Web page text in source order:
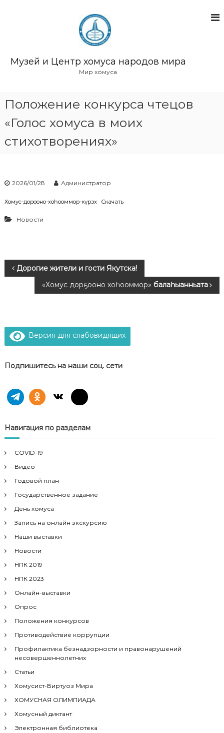
Музей и Центр хомуса народов мира
Мир хомуса
Положение конкурса чтецов
«Голос хомуса в моих
стихотворениях»
2026/01/28 Администратор
Хомус-дорҕооно-хоһооммор-күрэх Скачать
Новости
Н
и
г
ц
и
я
п
о
з
а
п
и
с
я
м
Дорогие жители и гости Якутска!
«Хомус дорҕооно хоһооммор» балаһыанньата
Версия для слабовидящих
Подпишитесь на наши соц. сети
Навигация по разделам
COVID-19
Видео
Годовой план
Государственное задание
День хомуса
Запись на онлайн экскурсию
Наши выставки
Новости
НПК 2019
НПК 2023
Онлайн-выставки
Опрос
Положения конкурсов
Противодействие коррупции
Профилактика безнадзорности и правонарушений
несовершеннолетних
Статьи
Хомусист-Виртуоз Мира
ХОМУСНАЯ ОЛИМПИАДА
Хомусный диктант
Электронная библиотека